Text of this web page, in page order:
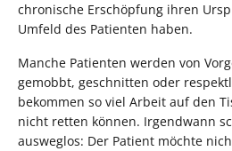
chronische Erschöpfung ihren
Umfeld des Patienten haben.
Manche Patienten werden von
gemobbt, geschnitten oder
bekommen so viel Arbeit auf den
nicht retten können. Irgendwann
ausweglos: Der Patient möchte